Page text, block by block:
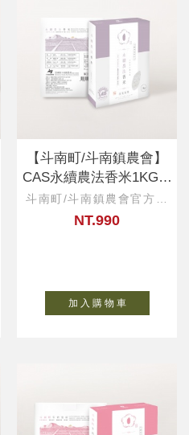
【斗南町/斗南鎮農會】
CAS永續農法香米1KG*6
入
斗南町/斗南鎮農會官方直
營
NT.990
加 入 購 物 車